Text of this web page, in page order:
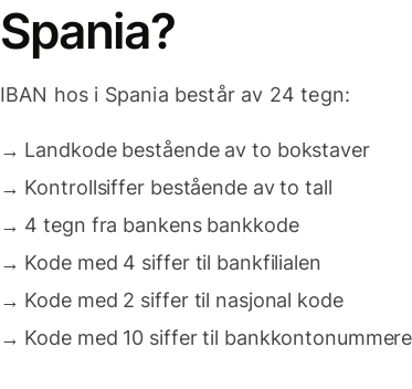
Spania?
IBAN hos i Spania består av 24 tegn:
→ Landkode bestående av to bokstaver
→ Kontrollsiffer bestående av to tall
→ 4 tegn fra bankens bankkode
→ Kode med 4 siffer til bankfilialen
→ Kode med 2 siffer til nasjonal kode
→ Kode med 10 siffer til